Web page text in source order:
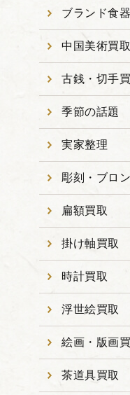
ブランド食
中国美術買取
古銭・切手
季節の話題
実家整理
彫刻・ブロ
扁額買取
掛け軸買取
時計買取
浮世絵買取
絵画・版画
茶道具買取